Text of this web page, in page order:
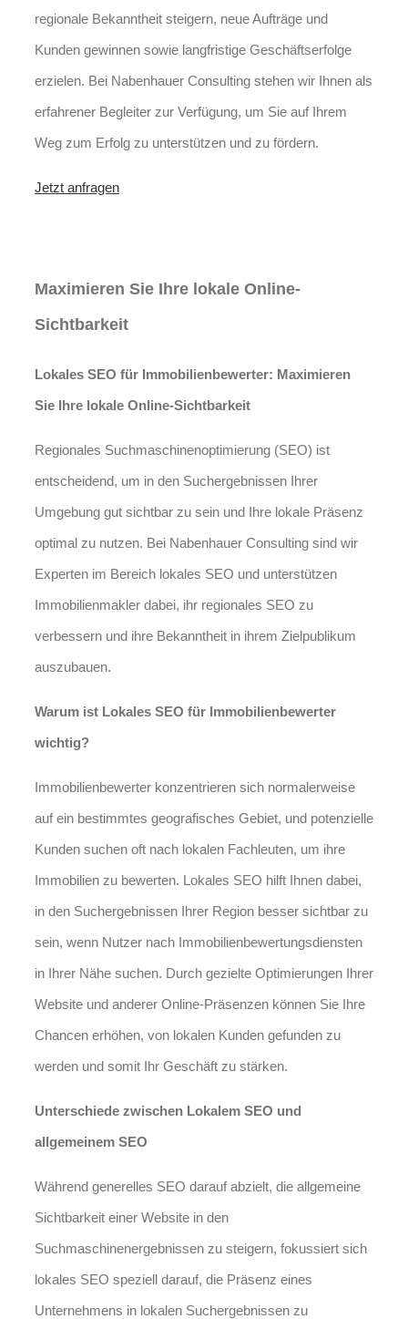
regionale Bekanntheit steigern, neue Aufträge und
Kunden gewinnen sowie langfristige Geschäftserfolge
erzielen. Bei Nabenhauer Consulting stehen wir Ihnen als
erfahrener Begleiter zur Verfügung, um Sie auf Ihrem
Weg zum Erfolg zu unterstützen und zu fördern.
Jetzt anfragen
Maximieren Sie Ihre lokale Online-
Sichtbarkeit
Lokales SEO für Immobilienbewerter: Maximieren
Sie Ihre lokale Online-Sichtbarkeit
Regionales Suchmaschinenoptimierung (SEO) ist
entscheidend, um in den Suchergebnissen Ihrer
Umgebung gut sichtbar zu sein und Ihre lokale Präsenz
optimal zu nutzen. Bei Nabenhauer Consulting sind wir
Experten im Bereich lokales SEO und unterstützen
Immobilienmakler dabei, ihr regionales SEO zu
verbessern und ihre Bekanntheit in ihrem Zielpublikum
auszubauen.
Warum ist Lokales SEO für Immobilienbewerter
wichtig?
Immobilienbewerter konzentrieren sich normalerweise
auf ein bestimmtes geografisches Gebiet, und potenzielle
Kunden suchen oft nach lokalen Fachleuten, um ihre
Immobilien zu bewerten. Lokales SEO hilft Ihnen dabei,
in den Suchergebnissen Ihrer Region besser sichtbar zu
sein, wenn Nutzer nach Immobilienbewertungsdiensten
in Ihrer Nähe suchen. Durch gezielte Optimierungen Ihrer
Website und anderer Online-Präsenzen können Sie Ihre
Chancen erhöhen, von lokalen Kunden gefunden zu
werden und somit Ihr Geschäft zu stärken.
Unterschiede zwischen Lokalem SEO und
allgemeinem SEO
Während generelles SEO darauf abzielt, die allgemeine
Sichtbarkeit einer Website in den
Suchmaschinenergebnissen zu steigern, fokussiert sich
lokales SEO speziell darauf, die Präsenz eines
Unternehmens in lokalen Suchergebnissen zu